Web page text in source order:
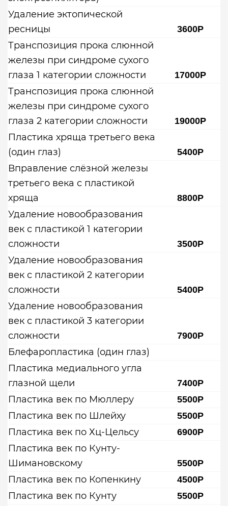
Удаление эктопической
ресницы
3600Р
Транспозиция прока слюнной
железы при синдроме сухого
глаза 1 категории сложности
17000Р
Транспозиция прока слюнной
железы при синдроме сухого
глаза 2 категории сложности
19000Р
Пластика хряща третьего века
(один глаз)
5400Р
Вправление слёзной железы
третьего века с пластикой
хряща
8800Р
Удаление новообразования
век с пластикой 1 категории
сложности
3500Р
Удаление новообразования
век с пластикой 2 категории
сложности
5400Р
Удаление новообразования
век с пластикой 3 категории
сложности
7900Р
Блефаропластика (один глаз)
Пластика медиального угла
глазной щели
7400Р
Пластика век по Мюллеру 5500Р
Пластика век по Шлейху 5500Р
Пластика век по Хц-Цельсу 6900Р
Пластика век по Кунту-
Шимановскому
5500Р
Пластика век по Копенкину 4500Р
Пластика век по Кунту 5500Р